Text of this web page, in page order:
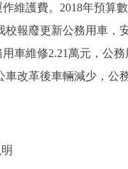
護費。2018年預算數
校報廢更新公務用車，
車維修2.21萬元，公
車改革後車輛減少，公